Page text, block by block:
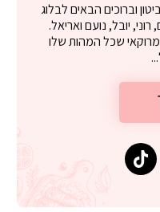
וברוכים הבאים לבלוג
מקסימים, רוני, יובל, נועם ואריאל.
שכל המהות שלו